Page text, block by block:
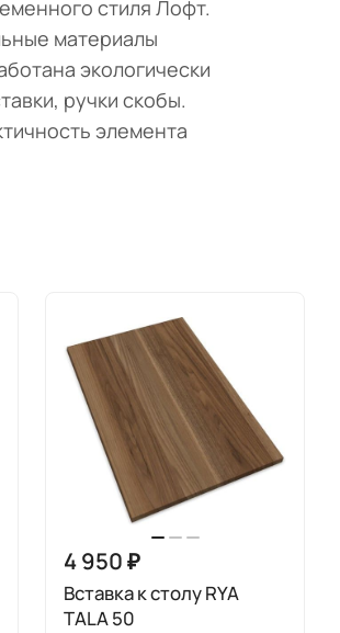
стиля Лофт.
материалы
экологически
ручки скобы.
элемента
4 950 ₽
Вставка к столу RYA
TALA 50